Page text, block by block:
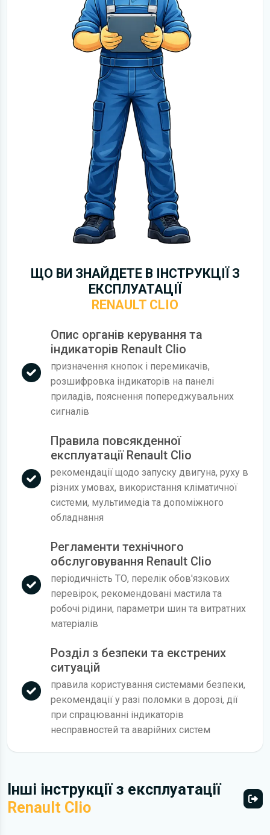
ЩО ВИ ЗНАЙДЕТЕ В ІНСТРУКЦІЇ З
ЕКСПЛУАТАЦІЇ
RENAULT CLIO
Опис органів керування та
індикаторів Renault Clio
призначення кнопок і перемикачів,
розшифровка індикаторів на панелі
приладів, пояснення попереджувальних
сигналів
Правила повсякденної
експлуатації Renault Clio
рекомендації щодо запуску двигуна, руху в
різних умовах, використання кліматичної
системи, мультимедіа та допоміжного
обладнання
Регламенти технічного
обслуговування Renault Clio
періодичність ТО, перелік обов'язкових
перевірок, рекомендовані мастила та
робочі рідини, параметри шин та витратних
матеріалів
Розділ з безпеки та екстрених
ситуацій
правила користування системами безпеки,
рекомендації у разі поломки в дорозі, дії
при спрацюванні індикаторів
несправностей та аварійних систем
Інші інструкції з експлуатації
Renault Clio
Всі